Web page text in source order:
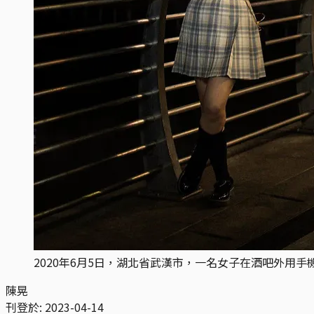
2020年6月5日，湖北省武漢市，一名女子在酒吧外用手
陳晃
刊登於: 2023-04-14